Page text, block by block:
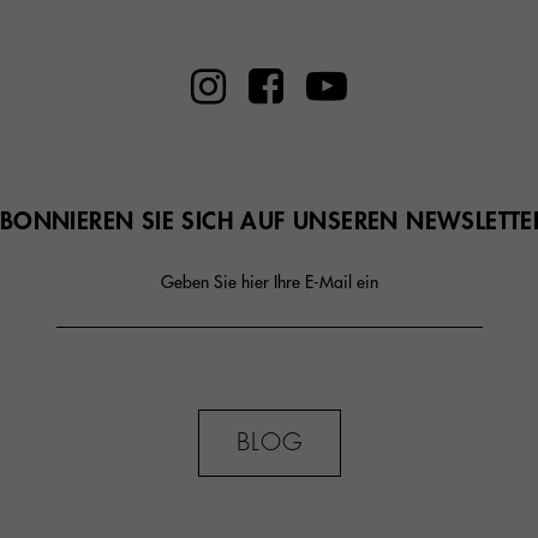
SIE SICH AUF UNSEREN
Geben Sie hier Ihre E-Mail ein
BLOG